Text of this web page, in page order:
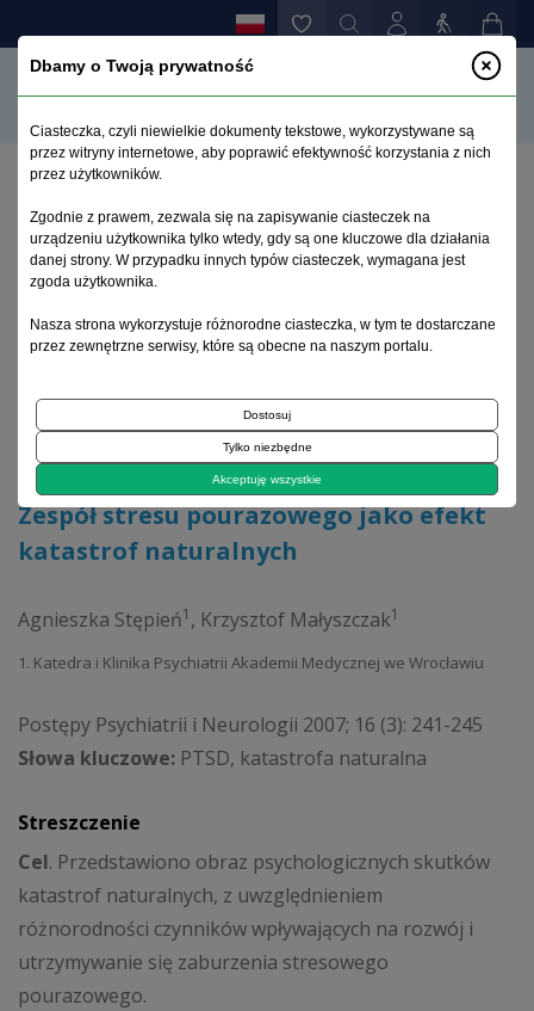
Zespół stresu pourazowego jako efekt katastrof
naturalnych
Archiwum 1992–2014
2007, tom 16, zeszyt 3
Artykuł poglądowy
Zespół stresu pourazowego jako efekt
katastrof naturalnych
Agnieszka Stępień1 , Krzysztof Małyszczak1
1. Katedra i Klinika Psychiatrii Akademii Medycznej we Wrocławiu
Postępy Psychiatrii i Neurologii 2007; 16 (3): 241-245
Słowa kluczowe: PTSD, katastrofa naturalna
Streszczenie
Cel. Przedstawiono obraz psychologicznych skutków
katastrof naturalnych, z uwzględnieniem
różnorodności czynników wpływających na rozwój i
utrzymywanie się zaburzenia stresowego
pourazowego.
Dbamy o Twoją prywatność
Ciasteczka, czyli niewielkie dokumenty tekstowe, wykorzystywane są
przez witryny internetowe, aby poprawić efektywność korzystania z nich
przez użytkowników.
Zgodnie z prawem, zezwala się na zapisywanie ciasteczek na
urządzeniu użytkownika tylko wtedy, gdy są one kluczowe dla działania
danej strony. W przypadku innych typów ciasteczek, wymagana jest
zgoda użytkownika.
Nasza strona wykorzystuje różnorodne ciasteczka, w tym te dostarczane
przez zewnętrzne serwisy, które są obecne na naszym portalu.
Dostosuj
Tylko niezbędne
Akceptuję wszystkie